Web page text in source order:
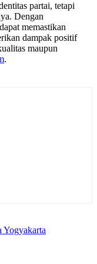
partai, tetapi
Dengan
memastikan
dampak positif
maupun
.
Yogyakarta